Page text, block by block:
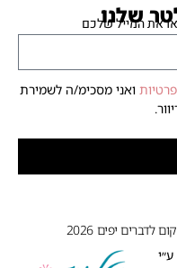
שלנו
את המייל שלכם
ואני מסכימ/ה לשמירת
יפים 2026